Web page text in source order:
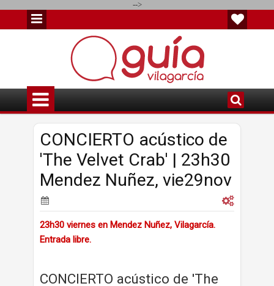
-->
CONCIERTO acústico de
'The Velvet Crab' | 23h30
Mendez Nuñez, vie29nov
23h30 viernes en Mendez Nuñez, Vilagarcía.
Entrada libre.
CONCIERTO acústico de 'The